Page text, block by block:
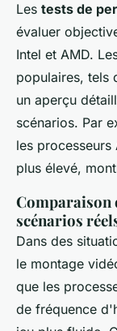
Les tests de
évaluer
Intel et AMD.
populaires, tels
un aperçu
scénarios. Par
les
plus élevé,
Comparaison
scénarios
Dans des
le montage
que les
de fréquence